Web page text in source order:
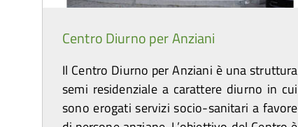
Centro Diurno per Anziani
Il Centro Diurno per Anziani è una struttura
semi residenziale a carattere diurno in cui
sono erogati servizi socio-sanitari a favore